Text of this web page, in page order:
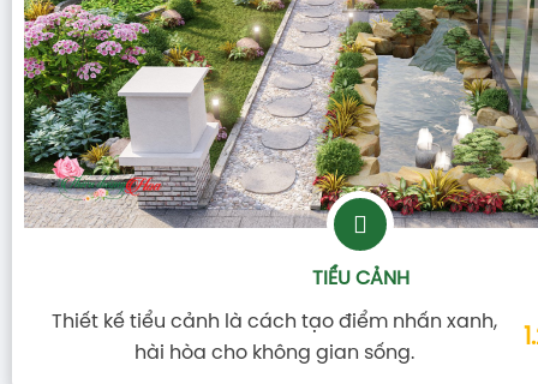
TIỂU CẢNH
Thiết kế tiểu cảnh là cách tạo điểm nhấn xanh,
hài hòa cho không gian sống.